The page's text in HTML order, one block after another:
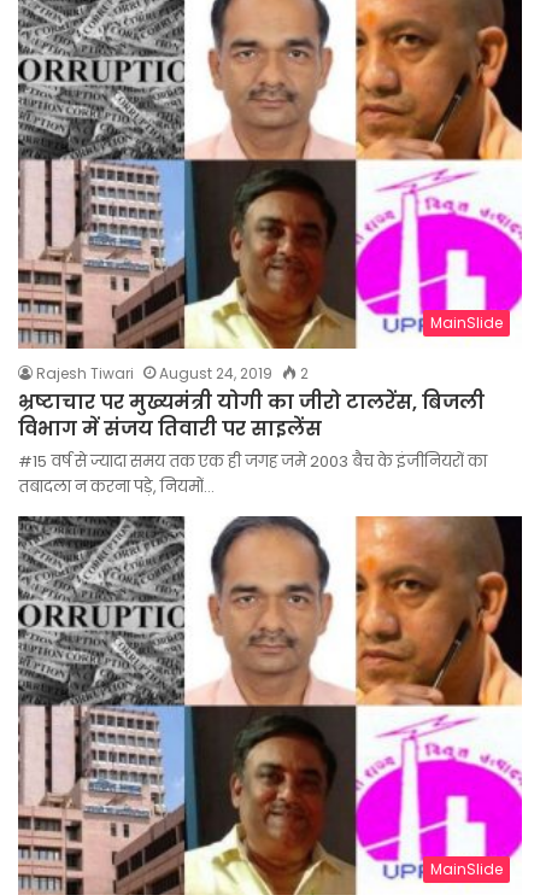
MainSlide
Rajesh Tiwari August 24, 2019 2
भ्रष्टाचार पर मुख्यमंत्री योगी का जीरो टालरेंस, बिजली
विभाग में संजय तिवारी पर साइलेंस
#15 वर्ष से ज्यादा समय तक एक ही जगह जमे 2003 बैच के इंजीनियरों का
तबादला न करना पड़े, नियमों…
MainSlide